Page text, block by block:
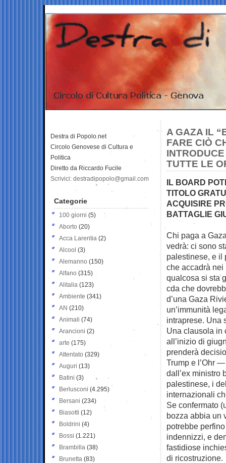
A GAZA IL
FARE CIÒ
TUTTE LE
IL BOARD
TITOLO
ACQUISIRE
BATTAGLIE
Chi paga a
vedrà: ci sono
palestinese, e il
che accadrà
qualcosa si sta
cda che
d’una Gaza
un’immunità
intraprese. Una
Una clausola in
all’inizio di
prenderà
Trump e l’Ohr
dall’ex ministro
palestinese, i
internazionali
Se confermato
bozza abbia un
potrebbe
indennizzi, e
fastidiose
di ricostruzione.
Destra di Popolo.net
Circolo Genovese di Cultura e
Politica
Diretto da Riccardo Fucile
Scrivici: destradipopolo@gmail.com
Categorie
100 giorni (5)
Aborto (20)
Acca Larentia (2)
Alcool (3)
Alemanno (150)
Alfano (315)
Alitalia (123)
Ambiente (341)
AN (210)
Animali (74)
Arancioni (2)
arte (175)
Attentato (329)
Auguri (13)
Batini (3)
Berlusconi (4.295)
Bersani (234)
Biasotti (12)
Boldrini (4)
Bossi (1.221)
Brambilla (38)
Brunetta (83)